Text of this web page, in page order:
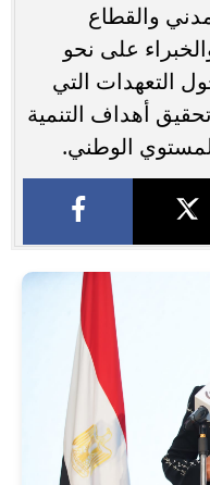
والقطاع
على نحو
التعهدات التي
أهداف التنمية